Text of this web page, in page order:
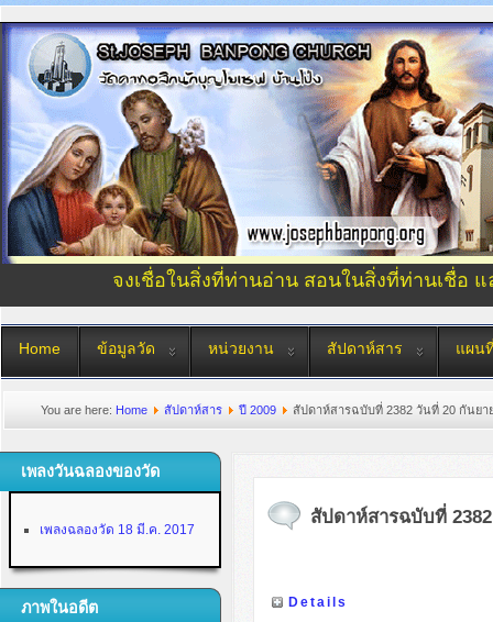
จงเชื่อในสิ่งที่ท่านอ่าน สอนในสิ่งที่ท่านเชื่อ
Home ข้อมูลวัด หน่วยงาน สัปดาห์สาร แผน
You are here: Home สัปดาห์สาร ปี 2009 สัปดาห์สารฉบับที่ 2382 วันที่ 20 กันยา
เพลงวันฉลองของวัด
เพลงฉลองวัด 18 มี.ค. 2017
ภาพในอดีต
สัปดาห์สารฉบับที่
Details